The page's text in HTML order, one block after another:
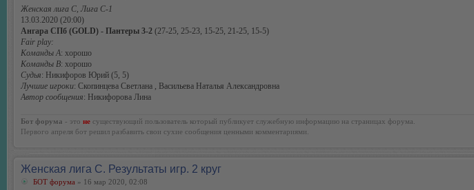
Женская лига С, Лига С-1
13.03.2020 (20:00)
Ангара СПб (GOLD) - Пантеры 3-2 (27-25, 25-23, 15-25, 21-25, 15-5)
Fair play:
Команды А: хорошо
Команды В: хорошо
Судья: Никифоров Юрий (5, 5)
Лучшие игроки: Скопинцева Светлана , Васильева Наталья Александровна
Автор сообщения: Никифорова Лина
Бот форума - это не существующий пользователь который публикует служебную информацию на страницах форума.
Первого апреля бот решил разбавить свои сухие сообщения ценными комментариями.
Женская лига С. Результаты игр. 2 круг
БОТ форума » 16 мар 2020, 02:08